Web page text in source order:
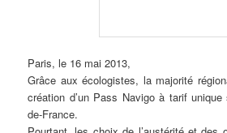
Paris, le 16 mai 2013,
Grâce aux écologistes, la majorité
création d’un Pass Navigo à tarif unique
de-France.